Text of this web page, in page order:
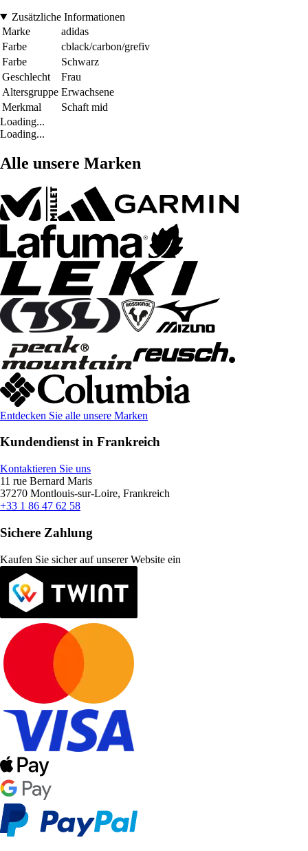
Zusätzliche Informationen
Marke
adidas
Farbe
cblack/carbon/grefiv
Farbe
Schwarz
Geschlecht
Frau
Altersgruppe Erwachsene
Merkmal
Schaft mid
Loading...
Loading...
Alle unsere Marken
Entdecken Sie alle unsere Marken
Kundendienst in Frankreich
Kontaktieren Sie uns
11 rue Bernard Maris
37270 Montlouis-sur-Loire, Frankreich
+33 1 86 47 62 58
Sichere Zahlung
Kaufen Sie sicher auf unserer Website ein